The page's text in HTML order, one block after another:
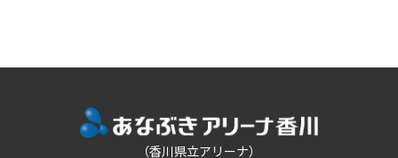
（香川県立アリーナ）